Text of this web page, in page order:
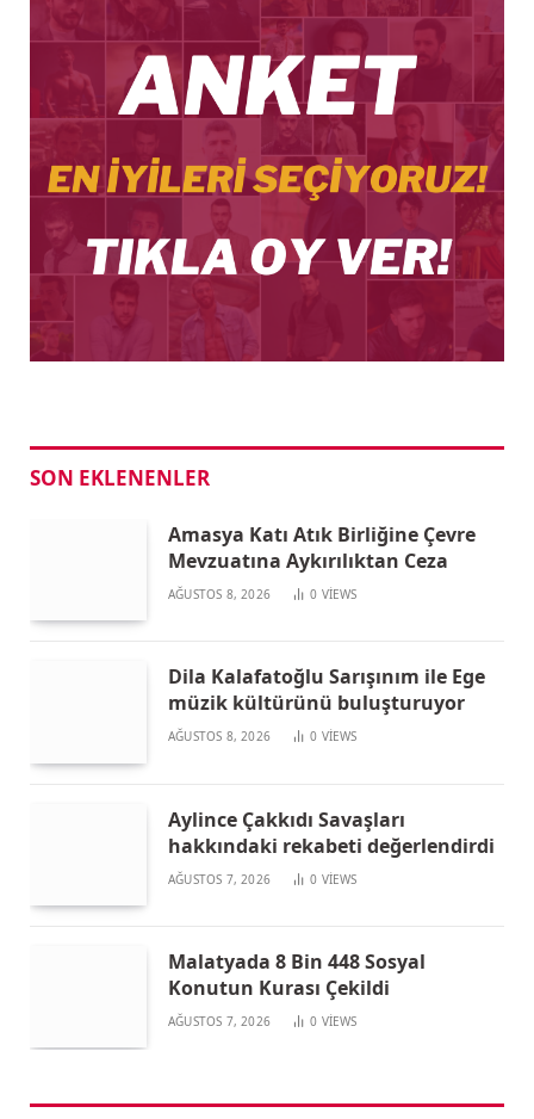
SON EKLENENLER
Amasya Katı Atık Birliğine Çevre
Mevzuatına Aykırılıktan Ceza
AĞUSTOS 8, 2026 0 VIEWS
Dila Kalafatoğlu Sarışınım ile Ege
müzik kültürünü buluşturuyor
AĞUSTOS 8, 2026 0 VIEWS
Aylince Çakkıdı Savaşları
hakkındaki rekabeti değerlendirdi
AĞUSTOS 7, 2026 0 VIEWS
Malatyada 8 Bin 448 Sosyal
Konutun Kurası Çekildi
AĞUSTOS 7, 2026 0 VIEWS